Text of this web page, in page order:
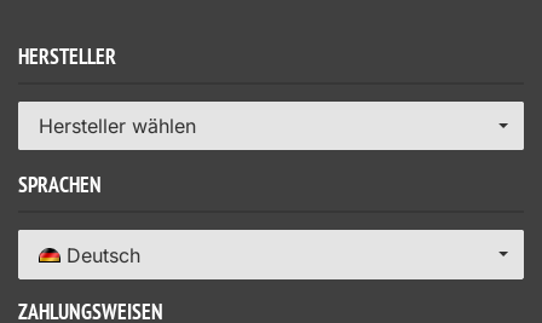
HERSTELLER
Hersteller wählen
SPRACHEN
Deutsch
ZAHLUNGSWEISEN